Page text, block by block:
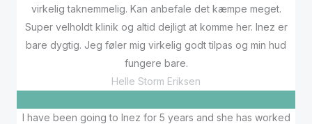
virkelig taknemmelig. Kan anbefale det kæmpe meget.
Super velholdt klinik og altid dejligt at komme her. Inez er
bare dygtig. Jeg føler mig virkelig godt tilpas og min hud
fungere bare.
Helle Storm Eriksen
I have been going to Inez for 5 years and she has worked